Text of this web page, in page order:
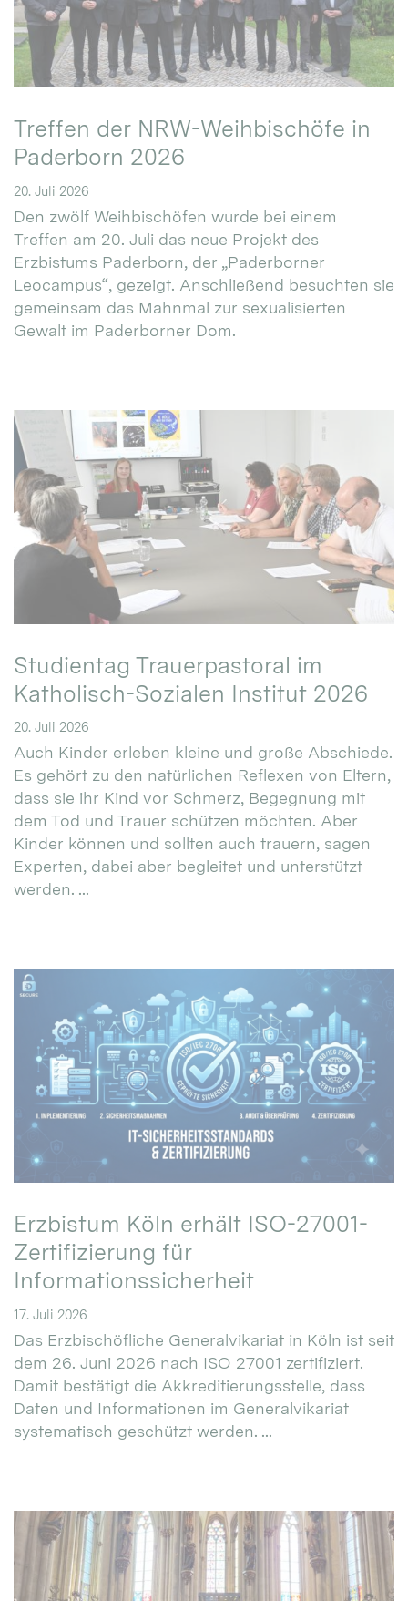
Treffen der NRW-Weihbischöfe in
Paderborn 2026
20. Juli 2026
Den zwölf Weihbischöfen wurde bei einem
Treffen am 20. Juli das neue Projekt des
Erzbistums Paderborn, der „Paderborner
Leocampus“, gezeigt. Anschließend besuchten sie
gemeinsam das Mahnmal zur sexualisierten
Gewalt im Paderborner Dom.
Studientag Trauerpastoral im
Katholisch-Sozialen Institut 2026
20. Juli 2026
Auch Kinder erleben kleine und große Abschiede.
Es gehört zu den natürlichen Reflexen von Eltern,
dass sie ihr Kind vor Schmerz, Begegnung mit
dem Tod und Trauer schützen möchten. Aber
Kinder können und sollten auch trauern, sagen
Experten, dabei aber begleitet und unterstützt
werden. ...
Erzbistum Köln erhält ISO-27001-
Zertifizierung für
Informationssicherheit
17. Juli 2026
Das Erzbischöfliche Generalvikariat in Köln ist seit
dem 26. Juni 2026 nach ISO 27001 zertifiziert.
Damit bestätigt die Akkreditierungsstelle, dass
Daten und Informationen im Generalvikariat
systematisch geschützt werden. ...